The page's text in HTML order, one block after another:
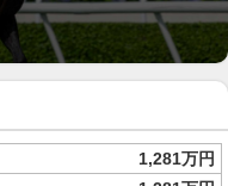
1,281万円